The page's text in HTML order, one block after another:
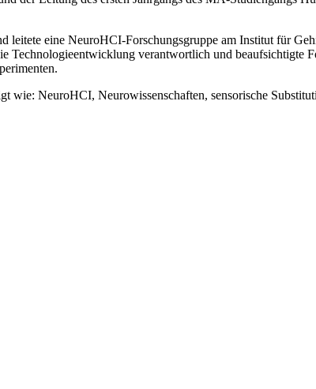
eine NeuroHCI-Forschungsgruppe am Institut für
verantwortlich und beaufsichtigte
wie: NeuroHCI, Neurowissenschaften, sensorische